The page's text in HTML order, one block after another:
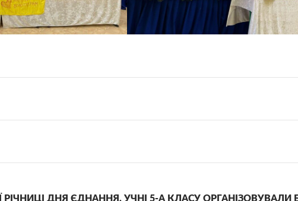
РІЧНИЦІ ДНЯ ЄДНАННЯ, УЧНІ 5-А КЛАСУ ОРГАНІЗОВУВАЛИ